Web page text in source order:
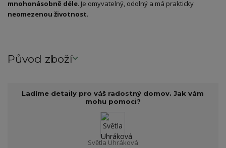
mnohonásobně déle. Je omyvatelný, odolný a má prakticky
neomezenou životnost.
Původ zboží
Ladíme detaily pro váš radostný domov. Jak vám
mohu pomoci?
Světla Uhráková